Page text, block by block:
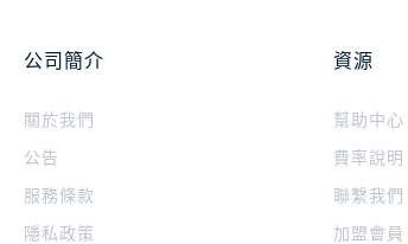
公司簡介
關於我們
公告
服務條款
隱私政策
資源
幫助中心
費率說明
聯繫我們
加盟會員